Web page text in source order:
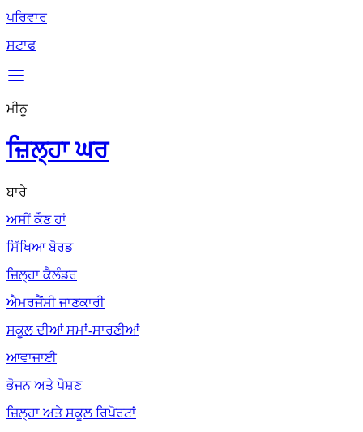
ਪਰਿਵਾਰ
ਸਟਾਫ
ਮੀਨੂ
ਜ਼ਿਲ੍ਹਾ ਘਰ
ਬਾਰੇ
ਅਸੀਂ ਕੌਣ ਹਾਂ
ਸਿੱਖਿਆ ਬੋਰਡ
ਜ਼ਿਲ੍ਹਾ ਕੈਲੰਡਰ
ਐਮਰਜੈਂਸੀ ਜਾਣਕਾਰੀ
ਸਕੂਲ ਦੀਆਂ ਸਮਾਂ-ਸਾਰਣੀਆਂ
ਆਵਾਜਾਈ
ਭੋਜਨ ਅਤੇ ਪੋਸ਼ਣ
ਜ਼ਿਲ੍ਹਾ ਅਤੇ ਸਕੂਲ ਰਿਪੋਰਟਾਂ